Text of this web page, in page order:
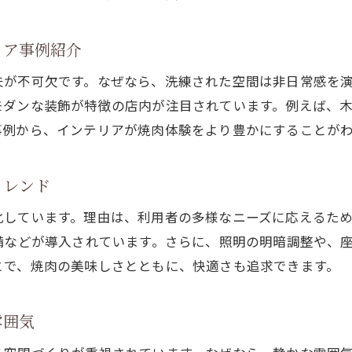
神田駅焼肉店で快適さを感じる工夫を解説
焼肉をゆったり楽しむための空間ポイント
快適な焼肉空間を実現する最新トレンド紹介
神田駅周辺の焼肉店に見る快適空間の実例
焼肉と空間デザインで接待に最適な環境の条件
神田駅で接待向きの焼肉店を見極めるポイント
焼肉接待にふさわしい落ち着いたインテリアとは
神田駅焼肉店の接待利用で重視すべき快適性
事例紹介
不可欠です。なぜなら、洗練された空間は非日常感を
ンな装飾が特徴の店内が注目されています。例えば、
から、インテリアが焼肉体験をより豊かにすることが
ンド
ています。理由は、利用者の多様なニーズに応えるた
どが導入されています。さらに、照明の明暗調整や、
、焼肉の美味しさとともに、快適さも追求できます。
気